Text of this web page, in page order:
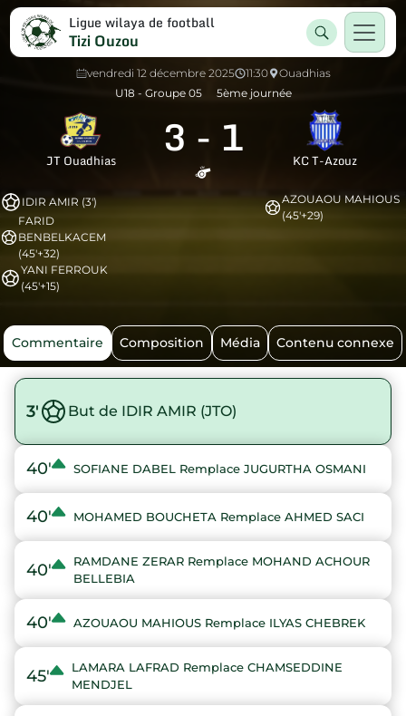
Ligue wilaya de football
Tizi Ouzou
vendredi 12 décembre 2025 11:30
Ouadhias
U18 - Groupe 05
5ème journée
JT Ouadhias 3 - 1 KC T-Azouz
IDIR AMIR (3')
FARID
BENBELKACEM
(45'+32)
YANI FERROUK
(45'+15)
AZOUAOU MAHIOUS
(45'+29)
Commentaire Composition Média Contenu connexe
3' But de IDIR AMIR (JTO)
40' SOFIANE DABEL Remplace JUGURTHA OSMANI
40' MOHAMED BOUCHETA Remplace AHMED SACI
40'
RAMDANE ZERAR Remplace MOHAND ACHOUR
BELLEBIA
40' AZOUAOU MAHIOUS Remplace ILYAS CHEBREK
45'
LAMARA LAFRAD Remplace CHAMSEDDINE
MENDJEL